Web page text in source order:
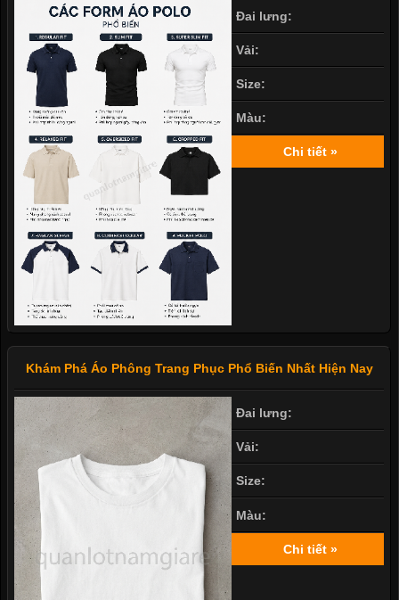
Đai lưng:
Vải:
Size:
Màu:
Chi tiết »
Khám Phá Áo Phông Trang Phục Phổ Biến Nhất Hiện Nay
Đai lưng:
Vải:
Size:
Màu:
Chi tiết »